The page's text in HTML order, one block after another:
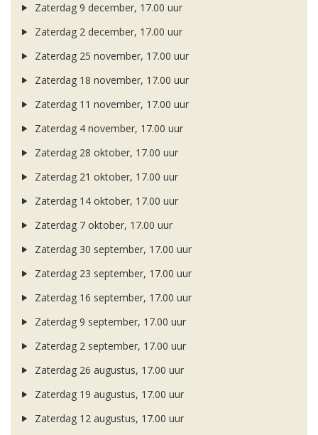
Zaterdag 9 december, 17.00 uur
Zaterdag 2 december, 17.00 uur
Zaterdag 25 november, 17.00 uur
Zaterdag 18 november, 17.00 uur
Zaterdag 11 november, 17.00 uur
Zaterdag 4 november, 17.00 uur
Zaterdag 28 oktober, 17.00 uur
Zaterdag 21 oktober, 17.00 uur
Zaterdag 14 oktober, 17.00 uur
Zaterdag 7 oktober, 17.00 uur
Zaterdag 30 september, 17.00 uur
Zaterdag 23 september, 17.00 uur
Zaterdag 16 september, 17.00 uur
Zaterdag 9 september, 17.00 uur
Zaterdag 2 september, 17.00 uur
Zaterdag 26 augustus, 17.00 uur
Zaterdag 19 augustus, 17.00 uur
Zaterdag 12 augustus, 17.00 uur